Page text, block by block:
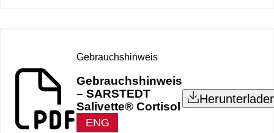
Gebrauchshinweis
Gebrauchshinweis
– SARSTEDT
Salivette® Cortisol
ENG